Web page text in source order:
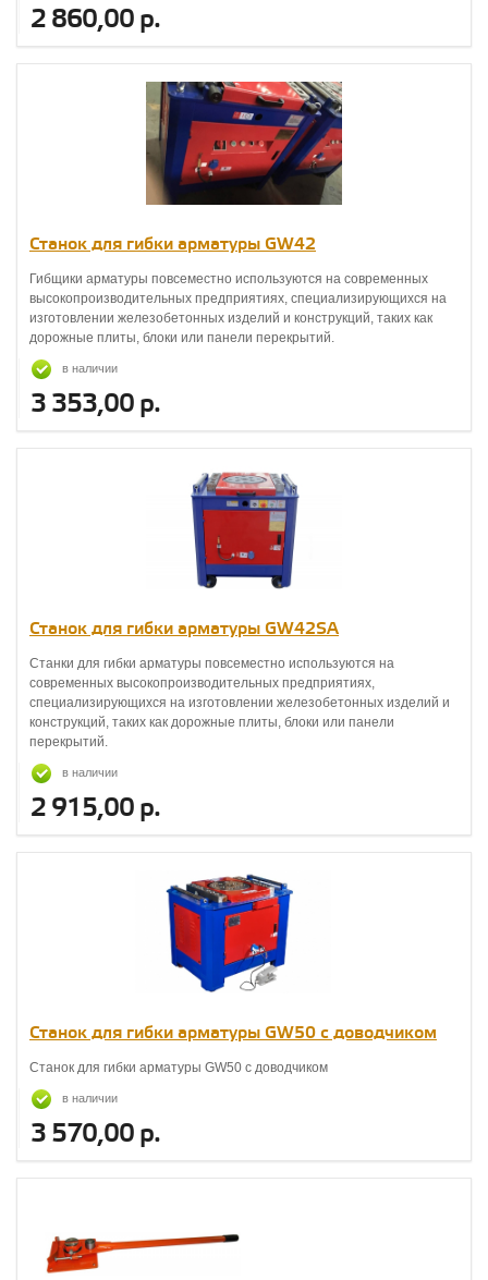
2 860,00 р.
Станок для гибки арматуры GW42
Гибщики арматуры повсеместно используются на современных
высокопроизводительных предприятиях, специализирующихся на
изготовлении железобетонных изделий и конструкций, таких как
дорожные плиты, блоки или панели перекрытий.
в наличии
3 353,00 р.
Станок для гибки арматуры GW42SA
Станки для гибки арматуры повсеместно используются на
современных высокопроизводительных предприятиях,
специализирующихся на изготовлении железобетонных изделий и
конструкций, таких как дорожные плиты, блоки или панели
перекрытий.
в наличии
2 915,00 р.
Станок для гибки арматуры GW50 с доводчиком
Станок для гибки арматуры GW50 с доводчиком
в наличии
3 570,00 р.